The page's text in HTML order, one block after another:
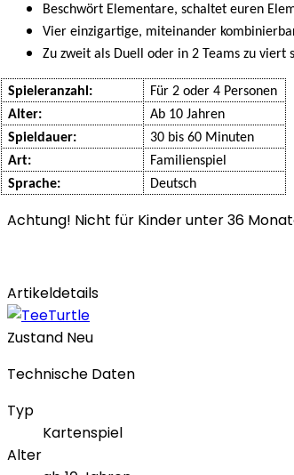
Beschwört Elementare, schaltet euren
Vier einzigartige, miteinander
Zu zweit als Duell oder in 2 Teams zu viert
Spieleranzahl:
Für 2 oder 4 Personen
Alter:
Ab 10 Jahren
Spieldauer:
30 bis 60 Minuten
Art:
Familienspiel
Sprache:
Deutsch
Achtung! Nicht für Kinder unter 36
Artikeldetails
Zustand Neu
Technische Daten
Typ
Kartenspiel
Alter